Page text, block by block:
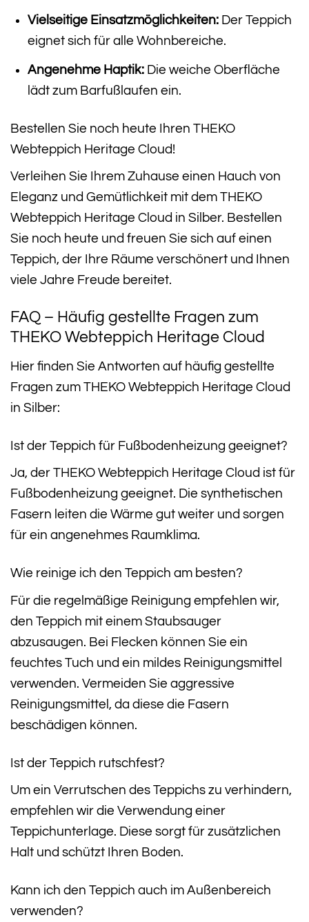
Vielseitige Einsatzmöglichkeiten:Der Teppich
eignet sich für alle Wohnbereiche.
Angenehme Haptik:Die weiche Oberfläche
lädt zum Barfußlaufen ein.
Bestellen Sie noch heute Ihren THEKO
Webteppich Heritage Cloud!
Verleihen Sie Ihrem Zuhause einen Hauch von
Eleganz und Gemütlichkeit mit dem THEKO
Webteppich Heritage Cloud in Silber. Bestellen
Sie noch heute und freuen Sie sich auf einen
Teppich, der Ihre Räume verschönert und Ihnen
viele Jahre Freude bereitet.
FAQ – Häufig gestellte Fragen zum
THEKO Webteppich Heritage Cloud
Hier finden Sie Antworten auf häufig gestellte
Fragen zum THEKO Webteppich Heritage Cloud
in Silber:
Ist der Teppich für Fußbodenheizung geeignet?
Ja, der THEKO Webteppich Heritage Cloud ist für
Fußbodenheizung geeignet. Die synthetischen
Fasern leiten die Wärme gut weiter und sorgen
für ein angenehmes Raumklima.
Wie reinige ich den Teppich am besten?
Für die regelmäßige Reinigung empfehlen wir,
den Teppich mit einem Staubsauger
abzusaugen. Bei Flecken können Sie ein
feuchtes Tuch und ein mildes Reinigungsmittel
verwenden. Vermeiden Sie aggressive
Reinigungsmittel, da diese die Fasern
beschädigen können.
Ist der Teppich rutschfest?
Um ein Verrutschen des Teppichs zu verhindern,
empfehlen wir die Verwendung einer
Teppichunterlage. Diese sorgt für zusätzlichen
Halt und schützt Ihren Boden.
Kann ich den Teppich auch im Außenbereich
verwenden?